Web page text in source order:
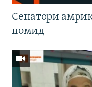
Cенатори
номид